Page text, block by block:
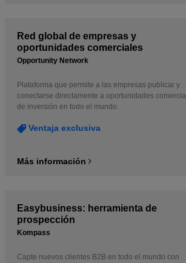
Red global de empresas y
oportunidades comerciales
Opportunity Network
Plataforma que permite a las empresas publicar y
conectarse directamente a oportunidades
de inversión en todo el mundo.
Ventaja exclusiva
Más información
Easybusiness: herramienta de
prospección
Kompass
Capte nuevos clientes B2B en todo el mundo con